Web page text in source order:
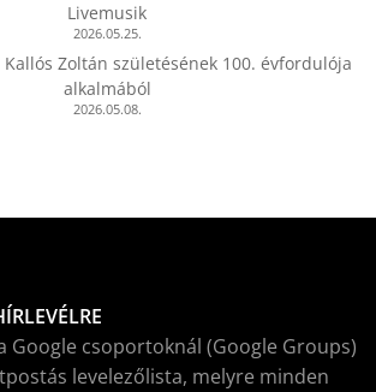
Livemusik
2026.05.25.
Zoltán születésének 100. évfordulója
alkalmából
2026.05.08.
Google csoportoknál (Google Groups)
levelezőlista, melyre minden